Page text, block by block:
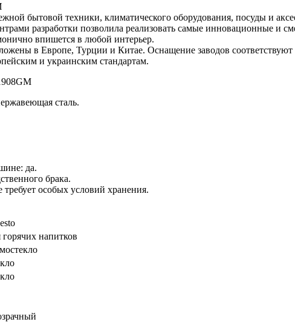
бытовой техники, климатического оборудования, посуды и
разработки позволила реализовать самые инновационные и
впишется в любой интерьер.
в Европе, Турции и Китае. Оснащение заводов
и украинским стандартам.
сталь.
да.
брака.
особых условий хранения.
горячих напитков